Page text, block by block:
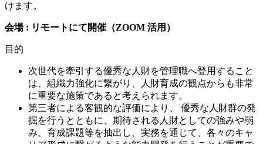
けます。
会場 : リモートにて開催（ZOOM 活用）
目的
次世代を牽引する優秀な人財を管理職へ登用すること
は、組織力強化に繋がり、人財育成の観点からも非常
に重要な施策であると考えられます。
第三者による客観的な評価により、 優秀な人財群の発
掘を行うとともに、期待される人財としての強みや弱
み、育成課題等を抽出し、実務を通じて、各々のキャ